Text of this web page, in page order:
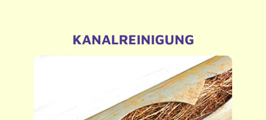
KANALREINIGUNG
– Reinigung von allen hausinternen
Abwasserleitungen